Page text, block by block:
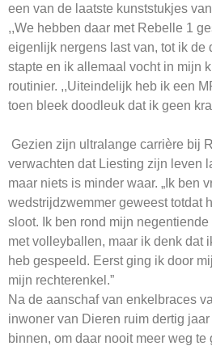
een van de laatste kunststukjes
,,We hebben daar met Rebelle 1
eigenlijk nergens last van, tot ik de
stapte en ik allemaal vocht in mijn
routinier. ,,Uiteindelijk heb ik een
toen bleek doodleuk dat ik geen
Gezien zijn ultralange carrière bij
verwachten dat Liesting zijn leven
maar niets is minder waar. „Ik ben
wedstrijdzwemmer geweest totdat
sloot. Ik ben rond mijn
met volleyballen, maar ik denk dat
heb gespeeld. Eerst ging ik door
mijn rechterenkel.”
Na de aanschaf van enkelbraces
inwoner van Dieren ruim dertig
binnen, om daar nooit meer weg te